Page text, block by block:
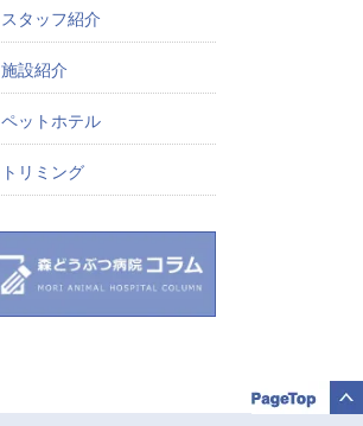
スタッフ紹介
施設紹介
ペットホテル
トリミング